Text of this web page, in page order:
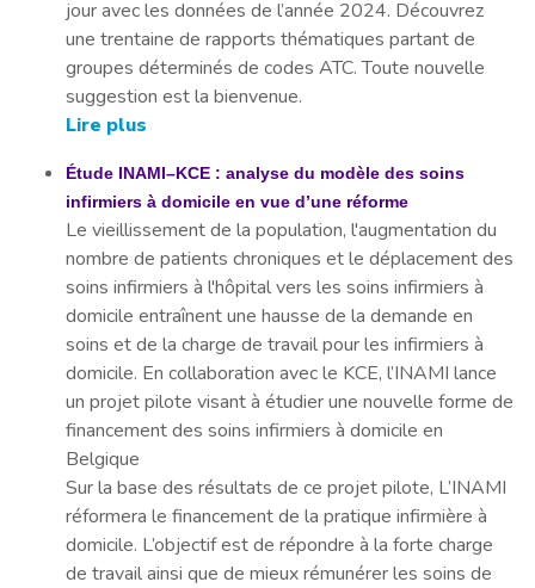
jour avec les données de l’année 2024. Découvrez
une trentaine de rapports thématiques partant de
groupes déterminés de codes ATC. Toute nouvelle
suggestion est la bienvenue.
Lire plus
Étude INAMI–KCE : analyse du modèle des soins
infirmiers à domicile en vue d’une réforme
Le vieillissement de la population, l'augmentation du
nombre de patients chroniques et le déplacement des
soins infirmiers à l'hôpital vers les soins infirmiers à
domicile entraînent une hausse de la demande en
soins et de la charge de travail pour les infirmiers à
domicile. En collaboration avec le KCE, l’INAMI lance
un projet pilote visant à étudier une nouvelle forme de
financement des soins infirmiers à domicile en
Belgique
Sur la base des résultats de ce projet pilote, L’INAMI
réformera le financement de la pratique infirmière à
domicile. L’objectif est de répondre à la forte charge
de travail ainsi que de mieux rémunérer les soins de